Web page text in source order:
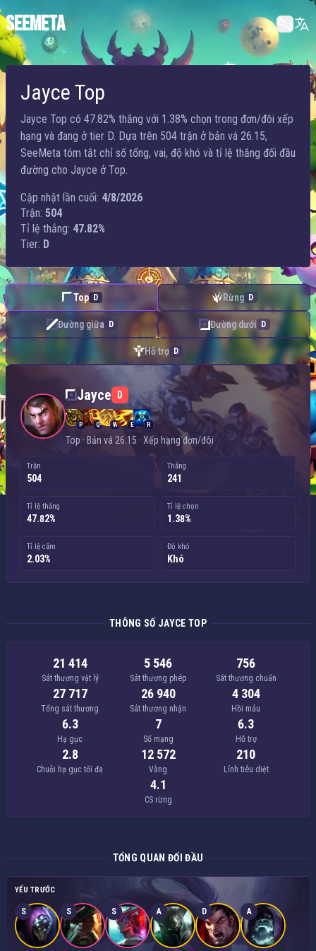
SEEMETA
Jayce Top
Jayce Top có 47.82% thắng với 1.38% chọn trong đơn/đôi xếp
hạng và đang ở tier D. Dựa trên 504 trận ở bản vá 26.15,
SeeMeta tóm tắt chỉ số tổng, vai, độ khó và tỉ lệ thắng đối đầu
đường cho Jayce ở Top.
Cập nhật lần cuối: 4/8/2026
Trận: 504
Tỉ lệ thắng: 47.82%
Tier: D
Top D Rừng D
Đường giữa D Đường dưới D
Hỗ trợ D
Jayce D
P Q W E R
Top · Bản vá 26.15 · Xếp hạng đơn/đôi
Trận
504
Thắng
241
Tỉ lệ thắng
47.82%
Tỉ lệ chọn
1.38%
Tỉ lệ cấm
2.03%
Độ khó
Khó
THÔNG SỐ JAYCE TOP
21 414
Sát thương vật lý
5 546
Sát thương phép
756
Sát thương chuẩn
27 717
Tổng sát thương
26 940
Sát thương nhận
4 304
Hồi máu
6.3
Hạ gục
7
Số mạng
6.3
Hỗ trợ
2.8
Chuỗi hạ gục tối đa
12 572
Vàng
210
Lính tiêu diệt
4.1
CS rừng
TỔNG QUAN ĐỐI ĐẦU
YẾU TRƯỚC
S S S A D A